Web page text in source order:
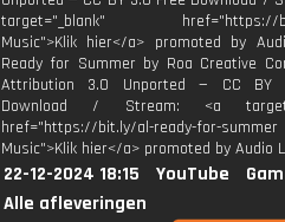
target="_blank" href="https://
Music">Klik hier</a> promoted by
Ready for Summer by Roa Creative
Attribution 3.0 Unported — CC BY
Download / Stream: <a
href="https://bit.ly/al-ready-for-summer
Music">Klik hier</a> promoted by Audio
22-12-2024 18:15 YouTube
Alle afleveringen